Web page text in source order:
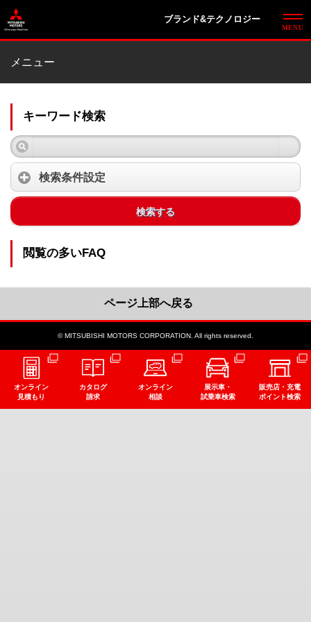
ブランド&テクノロジー
メニュー
キーワード検索
検索条件設定
検索する
閲覧の多いFAQ
ページ上部へ戻る
© MITSUBISHI MOTORS CORPORATION. All rights reserved.
オンライン
見積もり
カタログ
請求
オンライン
相談
展示車・
試乗車検索
販売店・充電
ポイント検索